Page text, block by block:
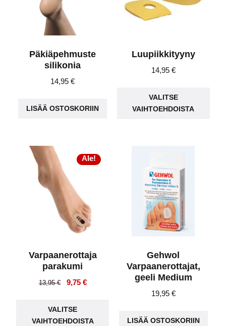
Päkiäpehmuste
silikonia
14,95€
LISÄÄ OSTOSKORIIN
Luupiikkityyny
14,95 €
VALITSE
VAIHTOEHDOISTA
Ale!
Varpaanerottaja
parakumi
13,95€
Alkuperäinen
oli:
13,95 €.
9,75 €Nykyinen
9,75 €.
VALITSE
VAIHTOEHDOISTA
Gehwol
Varpaanerottajat,
geeli Medium
19,95 €
LISÄÄ OSTOSKORIIN